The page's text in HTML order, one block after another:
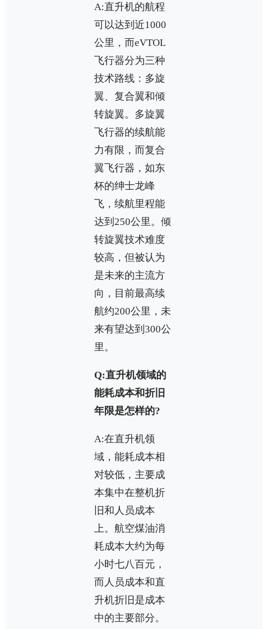
A:直升机的航程
可以达到近1000
公里，而eVTOL
飞行器分为三种
技术路线：多旋
翼、复合翼和倾
转旋翼。多旋翼
飞行器的续航能
力有限，而复合
翼飞行器，如东
杯的绅士龙峰
飞，续航里程能
达到250公里。倾
转旋翼技术难度
较高，但被认为
是未来的主流方
向，目前最高续
航约200公里，未
来有望达到300公
里。
Q:直升机领域的
能耗成本和折旧
年限是怎样的?
A:在直升机领
域，能耗成本相
对较低，主要成
本集中在整机折
旧和人员成本
上。航空煤油消
耗成本大约为每
小时七八百元，
而人员成本和直
升机折旧是成本
中的主要部分。